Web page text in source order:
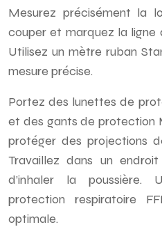
Mesurez précisément la
couper et marquez la ligne
Utilisez un mètre ruban
mesure précise.
Portez des lunettes de
et des gants de protection
protéger des projections
Travaillez dans un
d’inhaler la poussière.
protection respiratoire
optimale.